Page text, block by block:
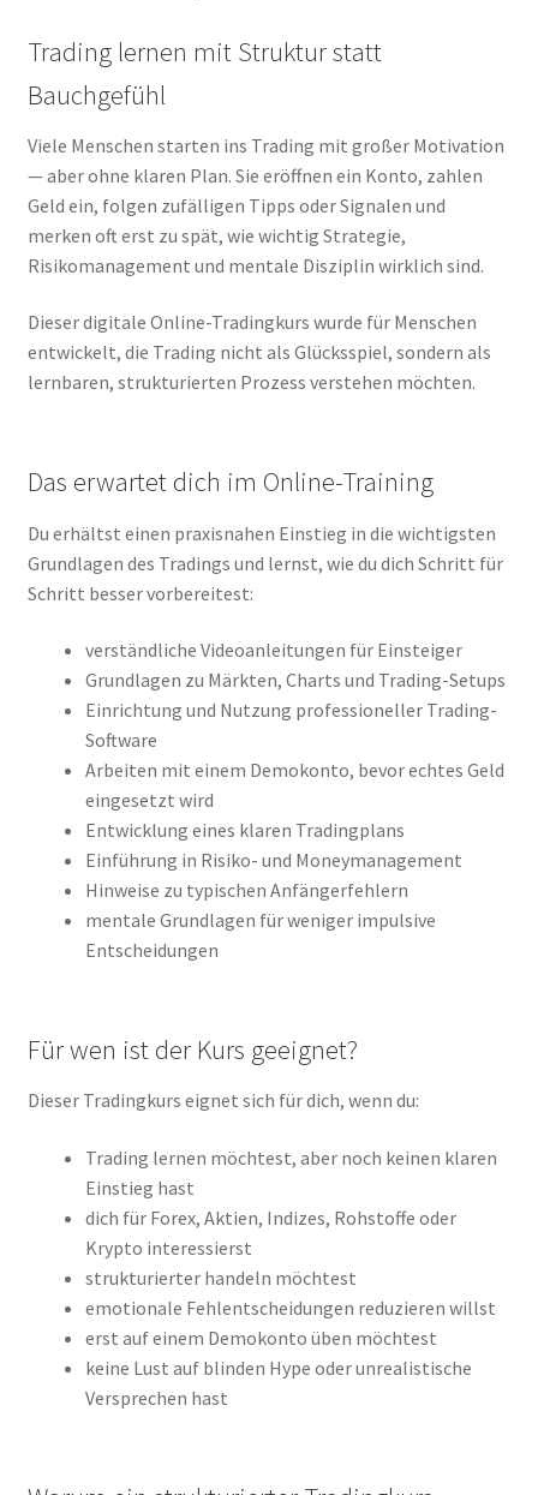
Trading lernen mit Struktur statt
Bauchgefühl
Viele Menschen starten ins Trading mit großer Motivation
— aber ohne klaren Plan. Sie eröffnen ein Konto, zahlen
Geld ein, folgen zufälligen Tipps oder Signalen und
merken oft erst zu spät, wie wichtig Strategie,
Risikomanagement und mentale Disziplin wirklich sind.
Dieser digitale Online-Tradingkurs wurde für Menschen
entwickelt, die Trading nicht als Glücksspiel, sondern als
lernbaren, strukturierten Prozess verstehen möchten.
Das erwartet dich im Online-Training
Du erhältst einen praxisnahen Einstieg in die wichtigsten
Grundlagen des Tradings und lernst, wie du dich Schritt für
Schritt besser vorbereitest:
verständliche Videoanleitungen für Einsteiger
Grundlagen zu Märkten, Charts und Trading-Setups
Einrichtung und Nutzung professioneller Trading-
Software
Arbeiten mit einem Demokonto, bevor echtes Geld
eingesetzt wird
Entwicklung eines klaren Tradingplans
Einführung in Risiko- und Moneymanagement
Hinweise zu typischen Anfängerfehlern
mentale Grundlagen für weniger impulsive
Entscheidungen
Für wen ist der Kurs geeignet?
Dieser Tradingkurs eignet sich für dich, wenn du:
Trading lernen möchtest, aber noch keinen klaren
Einstieg hast
dich für Forex, Aktien, Indizes, Rohstoffe oder
Krypto interessierst
strukturierter handeln möchtest
emotionale Fehlentscheidungen reduzieren willst
erst auf einem Demokonto üben möchtest
keine Lust auf blinden Hype oder unrealistische
Versprechen hast